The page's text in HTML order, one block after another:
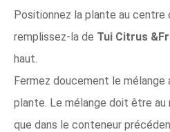
Positionnez la plante au centre
remplissez-la de Tui Citrus
haut.
Fermez doucement le mélange
plante. Le mélange doit être au
que dans le conteneur